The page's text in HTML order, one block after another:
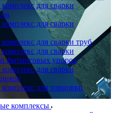
для сварки
для сварки
для сварки труб
для сварки
фитинговых упоров
для сварки
для торцовки
комплексы